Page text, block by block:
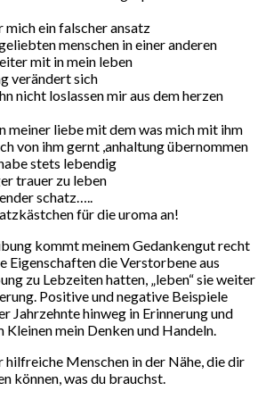
mich ein falscher ansatz
menschen in einer anderen
mit in mein leben
verändert sich
nicht loslassen mir aus dem herzen
meiner liebe mit dem was mich mit ihm
von ihm gernt ,anhaltung übernommen
stets lebendig
trauer zu leben
schatz…..
für die uroma an!
kommt meinem Gedankengut recht
Eigenschaften die Verstorbene aus
zu Lebzeiten hatten, „leben“ sie weiter
Positive und negative Beispiele
Jahrzehnte hinweg in Erinnerung und
Kleinen mein Denken und Handeln.
hilfreiche Menschen in der Nähe, die dir
können, was du brauchst.